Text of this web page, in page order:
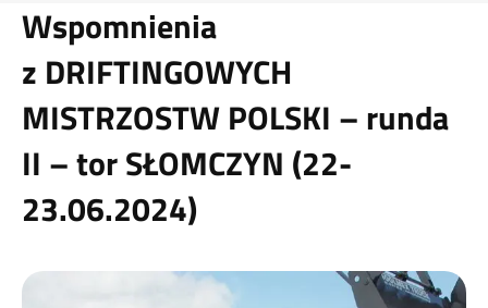
Wspomnienia
z DRIFTINGOWYCH
MISTRZOSTW POLSKI – runda
II – tor SŁOMCZYN (22-
23.06.2024)